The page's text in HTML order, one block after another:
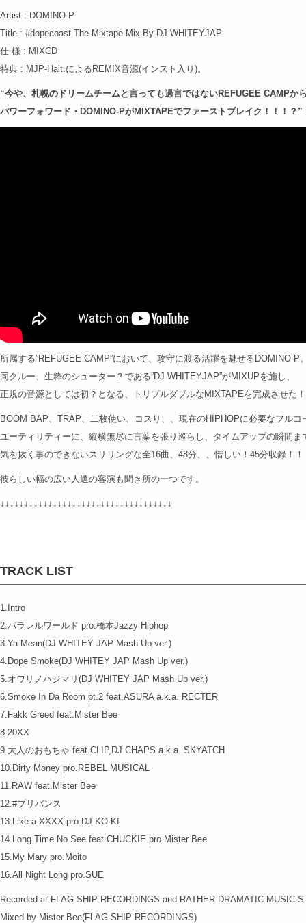
Artist : DOMINO-P
Title : #dopecoast The Mixtape Mix By DJ WHITEYJAP
仕 様 : MIXCD
特典 : MJP-Halt.によるREMIX音源(インスト入り)。
“今や、札幌のドリームチームと言っても過言ではないREFUGEE CAMPか
パワーフォワード・DOMINO-PがMIXTAPEでファーストブレイク！！！？”
所属する”REFUGEE CAMP”において、攻守に渡る活躍を魅せるDOMINO-P
同クルー、生粋のシューター？である”DJ WHITEYJAP”がMIXUPを施し、
正規の音源としては初？となる、トリプルダブルなMIXTAPEを完成させた
BOOM BAP、TRAP、二枚使い、コスり、、現在のHIPHOPに必要なフルコ
ユーティリティーに、縦横無尽に言葉を張り巡らし、タイムアップの瞬間ま
気を抜く事のできないスリリングな全16曲、48分、、惜しい！45分収録！！
彼らしい幅の広い人選の客演も聞き所の一つです。
↓↓↓↓↓↓↓↓↓↓↓↓↓↓↓↓↓↓↓↓↓↓↓↓↓↓↓↓↓↓↓↓↓↓↓↓
TRACK LIST
1.Intro
2.パラレルワールド pro.橋本Jazzy Hiphop
3.Ya Mean(DJ WHITEY JAP Mash Up ver.)
4.Dope Smoke(DJ WHITEY JAP Mash Up ver.)
5.オワリノハジマリ(DJ WHITEY JAP Mash Up ver.)
6.Smoke In Da Room pt.2 feat.ASURA a.k.a. RECTER
7.Fakk Greed feat.Mister Bee
8.20XX
9.大人のおもちゃ feat.CLIP,DJ CHAPS a.k.a. SKYATCH
10.Dirty Money pro.REBEL MUSICAL
11.RAW feat.Mister Bee
12.#ブリバンス
13.Like a XXXX pro.DJ KO-KI
14.Long Time No See feat.CHUCKIE pro.Mister Bee
15.My Mary pro.Moito
16.All Night Long pro.SUE
Recorded at.FLAG SHIP RECORDINGS and RATHER DRAMATIC MUSIC
Mixed by Mister Bee(FLAG SHIP RECORDINGS)